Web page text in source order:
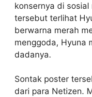
konsernya di
tersebut terlihat
berwarna merah
menggoda, Hyuna
dadanya.
Sontak poster
dari para Netizen.